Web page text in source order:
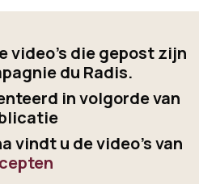
video's die gepost zijn
du Radis.
in volgorde van
vindt u de video's van